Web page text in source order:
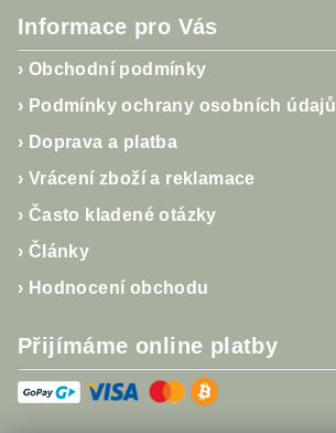
Informace pro Vás
› Obchodní podmínky
› Podmínky ochrany osobních údajů
› Doprava a platba
› Vrácení zboží a reklamace
› Často kladené otázky
› Články
› Hodnocení obchodu
Přijímáme online platby